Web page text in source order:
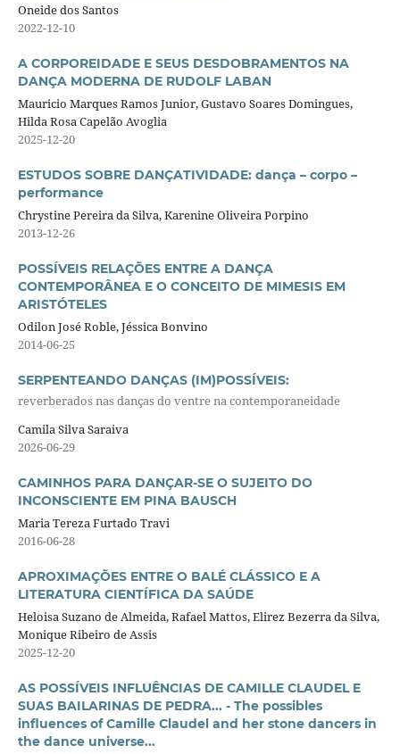
Oneide dos Santos
2022-12-10
A CORPOREIDADE E SEUS DESDOBRAMENTOS NA
DANÇA MODERNA DE RUDOLF LABAN
Mauricio Marques Ramos Junior, Gustavo Soares Domingues,
Hilda Rosa Capelão Avoglia
2025-12-20
ESTUDOS SOBRE DANÇATIVIDADE: dança – corpo –
performance
Chrystine Pereira da Silva, Karenine Oliveira Porpino
2013-12-26
POSSÍVEIS RELAÇÕES ENTRE A DANÇA
CONTEMPORÂNEA E O CONCEITO DE MIMESIS EM
ARISTÓTELES
Odilon José Roble, Jéssica Bonvino
2014-06-25
SERPENTEANDO DANÇAS (IM)POSSÍVEIS:
reverberados nas danças do ventre na contemporaneidade
Camila Silva Saraiva
2026-06-29
CAMINHOS PARA DANÇAR-SE O SUJEITO DO
INCONSCIENTE EM PINA BAUSCH
Maria Tereza Furtado Travi
2016-06-28
APROXIMAÇÕES ENTRE O BALÉ CLÁSSICO E A
LITERATURA CIENTÍFICA DA SAÚDE
Heloisa Suzano de Almeida, Rafael Mattos, Elirez Bezerra da Silva,
Monique Ribeiro de Assis
2025-12-20
AS POSSÍVEIS INFLUÊNCIAS DE CAMILLE CLAUDEL E
SUAS BAILARINAS DE PEDRA... - The possibles
influences of Camille Claudel and her stone dancers in
the dance universe...